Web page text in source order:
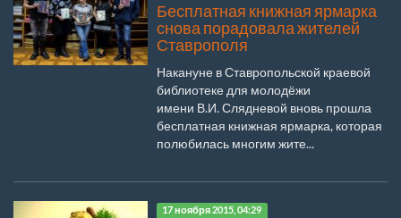
Бесплатная книжная ярмарка
снова порадовала жителей
Ставрополя
Накануне в Ставропольской краевой
библиотеке для молодёжи
имени В.И. Слядневой вновь прошла
бесплатная книжная ярмарка, которая
полюбилась многим жите...
17 ноября 2015, 04:29